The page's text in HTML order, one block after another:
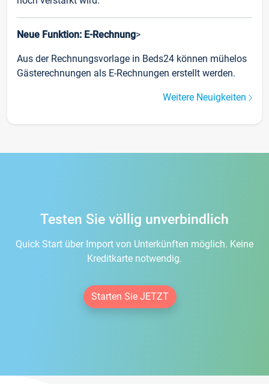
Neue Funktion: E-Rechnung>
Aus der Rechnungsvorlage in Beds24 können mühelos
Gästerechnungen als E-Rechnungen erstellt werden.
Weitere Neuigkeiten
Testen Sie völlig unverbindlich
Quick Start über Import von Unterkünften möglich. Keine
Kreditkarte notwendig.
Starten Sie JETZT